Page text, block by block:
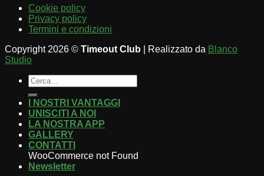
Cookie policy
Privacy policy
Termini e condizioni
Copyright 2026 © Timeout Club | Realizzato da Blanco
Studio
I NOSTRI VANTAGGI
UNISCITI A NOI
LA NOSTRA APP
GALLERY
CONTATTI
WooCommerce not Found
Newsletter